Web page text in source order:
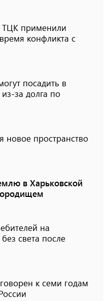
ТЦК применили
конфликта с
посадить в
за долга по
новое пространство
в Харьковской
на
света после
к семи годам